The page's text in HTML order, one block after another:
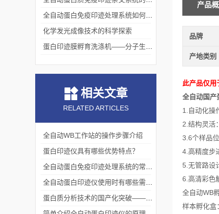
产品
品牌
产地类别
此产品仅用
全自动国产
1.自动化操
2.结构灵活
3.6个样品
4.高精度步
5.无管路设
6.高清彩色
全自动WB
样本孵化盒
化学发光成像技术的科学探索
相关文章
RELATED ARTICLES
全自动WB工作站的操作步骤介绍
蛋白印迹仪具有哪些优势特点？